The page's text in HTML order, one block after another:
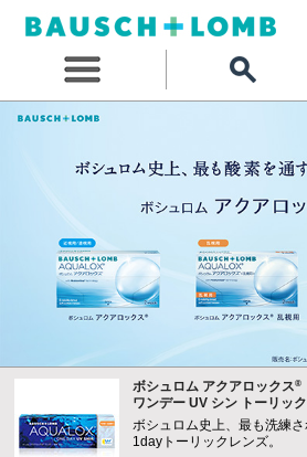
ボシュロム アクアロックス®
ワンデー UV シン トーリック
ボシュロム史上、最も洗練さ
1dayトーリックレンズ。